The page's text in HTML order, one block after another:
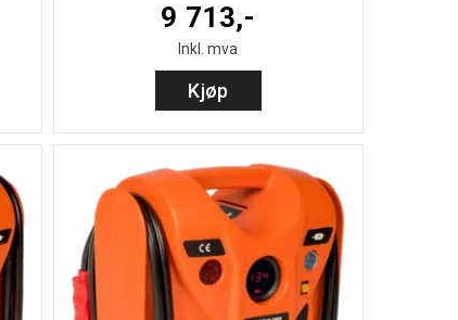
9 713,-
Inkl. mva
Kjøp